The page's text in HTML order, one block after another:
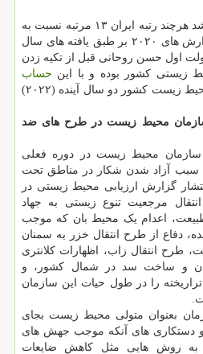
وی افزود: البته باید یادمان باشد هرچند رتبه ایران ۱۳ مرتبه نسبت به
سال ۲۰۱۸ بهبود یافته اما گزارش های ۲۰۲۰ بر طبق یافته های سال
اول حسن روحانی قبل از تکیه زدن
زیستی کشور بوده و با این حساب
گزارش عملکرد کلانتری بر محیط زیست کشور دو سال آینده (۲۰۲۲)
سازمان محیط زیست در طرح های ضد
سازمان محیط زیست در دوره فعلی
سبب آزاد شدن شکار در مناطق تحت
گزارش ارزیابی محیط زیستی در
مرجعیت تنوع زیستی به جهاد
اعدام یک محیط بان که موجب
دفاع از طرح انتقال خزر به سمنان
طرح انتقال زاب، اظهارات کلانتری
و ساخت سد در شمال کشور، و
را در طول حیات این سازمان
بعنوان متولی محیط زیست بجای
و دستکاری های آنکه موجب جهش های
به روش هایی مثل کاهش ضایعات